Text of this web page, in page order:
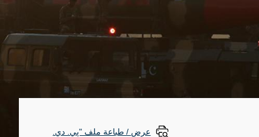
عرض / طباعة ملف "پي. دي.